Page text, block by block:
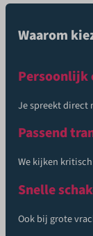
Waarom
Persoonlijk
Je spreekt direct
Passend
We kijken
Snelle
Ook bij grote